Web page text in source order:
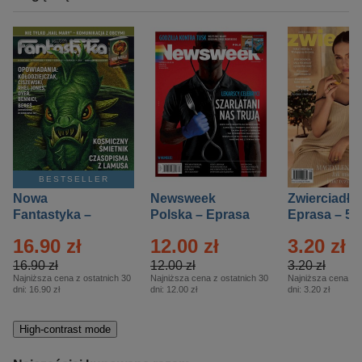
BESTSELLER
Nowa
Fantastyka –
16.90 zł
16.90 zł
Najniższa cena z ostatnich 30
dni: 16.90 zł
Newsweek
Polska – Eprasa
12.00 zł
12.00 zł
Najniższa cena z ostatnich 30
dni: 12.00 zł
Zwierciadło
Eprasa – 5/
3.20 zł
3.20 zł
Najniższa cena z
dni: 3.20 zł
High-contrast mode